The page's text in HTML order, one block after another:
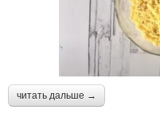
читать дальше →